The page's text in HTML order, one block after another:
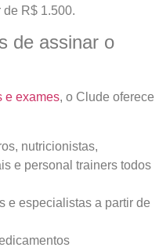
R$ 1.500.
de assinar o
e exames, o Clude oferece
nutricionistas,
e personal trainers todos
e especialistas a partir de